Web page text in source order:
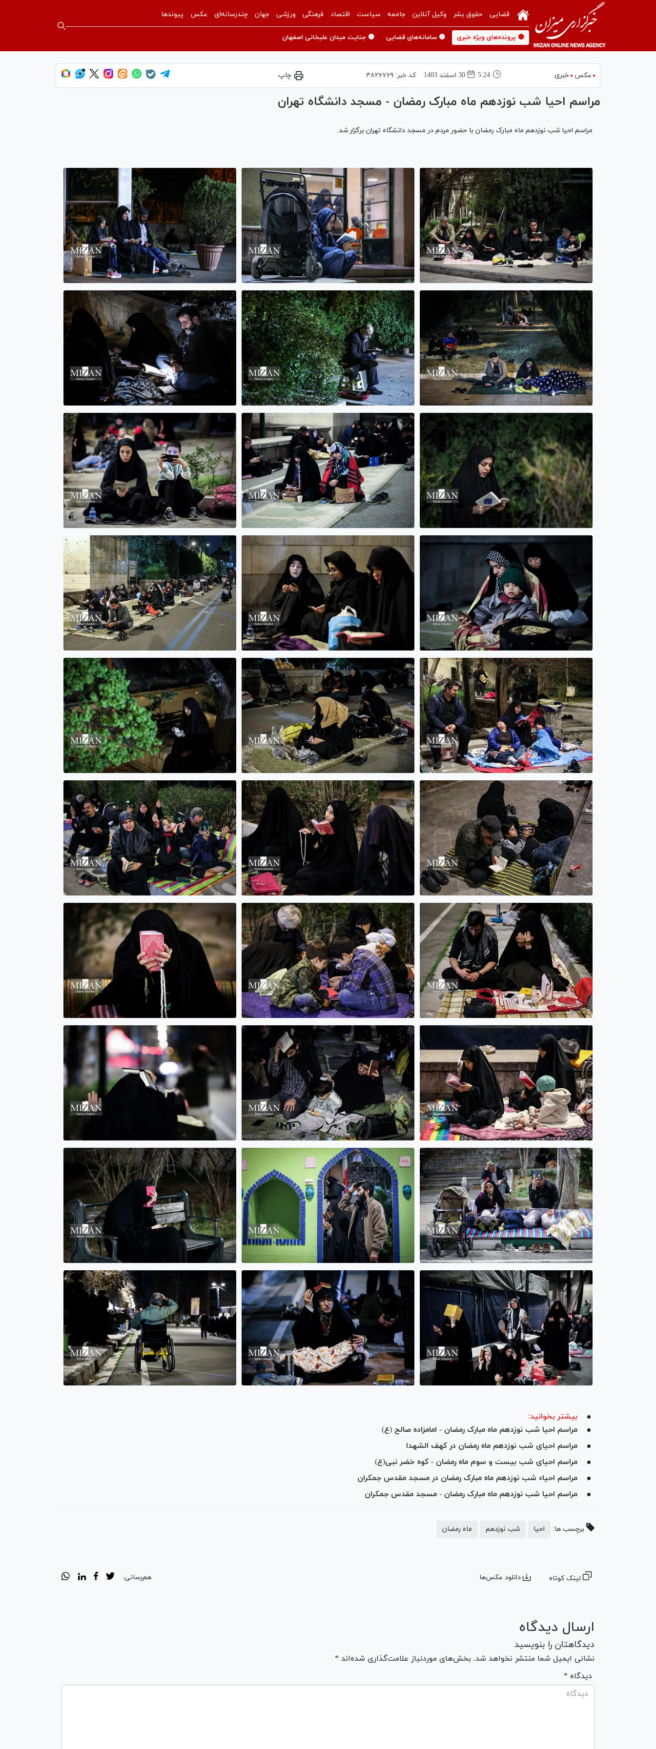
قضایی حقوق بشر وکیل آنلاین جامعه سیاست اقتصاد فرهنگی ورزشی جهان چندرسانه‌ای عکس پیوندها
🟡 پرونده‌های ویژه خبری 🟡 سامانه‌های قضایی 🟡 جنایت میدان علیخانی اصفهان
عکس خبری 5:24 30 اسفند 1403 کد خبر:۴۸۲۶۷۶۹ چاپ
مراسم احیا شب نوزدهم ماه مبارک رمضان - مسجد دانشگاه تهران
مراسم احیا شب نوزدهم ماه مبارک رمضان با حضور مردم در مسجد دانشگاه تهران برگزار شد.
بیشتر بخوانید:
مراسم احیا شب نوزدهم ماه مبارک رمضان - امامزاده صالح (ع)
مراسم احیای شب نوزدهم ماه رمضان در کهف الشهدا
مراسم احیای شب بیست و سوم ماه رمضان - کوه خضر نبی(ع)‎
مراسم احیاء شب نوزدهم ماه مبارک رمضان در مسجد مقدس جمکران
مراسم احیا شب نوزدهم ماه مبارک رمضان - مسجد مقدس جمکران
برچسب ها: احیا شب نوزدهم ماه رمضان
لینک کوتاه دانلود عکس‌ها هم‌رسانی:
ارسال دیدگاه
دیدگاهتان را بنویسید
نشانی ایمیل شما منتشر نخواهد شد. بخش‌های موردنیاز علامت‌گذاری شده‌اند *
* دیدگاه